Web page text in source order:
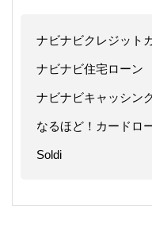
ナビナビクレジット
ナビナビ住宅ロ
ナビナビキャッシ
なるほど！カード
Soldi